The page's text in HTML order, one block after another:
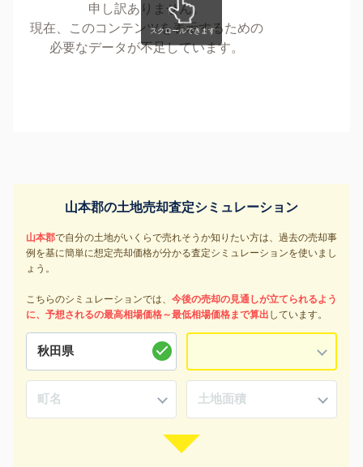
申し訳ありません。
現在、このコンテンツを表示するための
必要なデータが不足しています。
山本郡の土地売却査定シミュレーション
山本郡で自分の土地がいくらで売れそうか知りたい方は、過去の売却事
例を基に簡単に想定売却価格が分かる査定シミュレーションを使いまし
ょう。
こちらのシミュレーションでは、 今後の売却の見通しが立てられるよう
に、予想されるの最高相場価格～最低相場価格まで算出 しています。